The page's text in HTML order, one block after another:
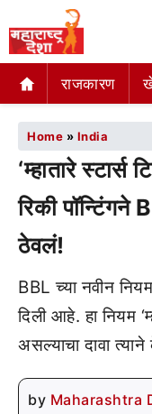
राजकारण
Home » India
‘म्हातारे स्टार्स
रिकी पॉन्टिंगने
ठेवलं!
BBL च्या नवीन
दिली आहे. हा नियम
असल्याचा दावा
by Maharashtra